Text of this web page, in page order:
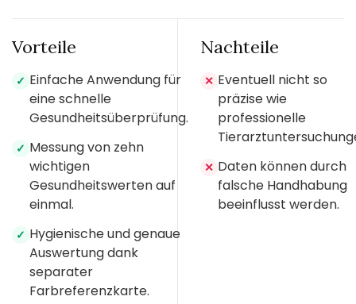
Vorteile
✓ Einfache Anwendung für
eine schnelle
Gesundheitsüberprüfung.
✓ Messung von zehn
wichtigen
Gesundheitswerten auf
einmal.
✓ Hygienische und genaue
Auswertung dank
separater
Farbreferenzkarte.
Nachteile
✕ Eventuell nicht so
präzise wie
professionelle
✕ Daten können durch
falsche Handhabung
beeinflusst werden.